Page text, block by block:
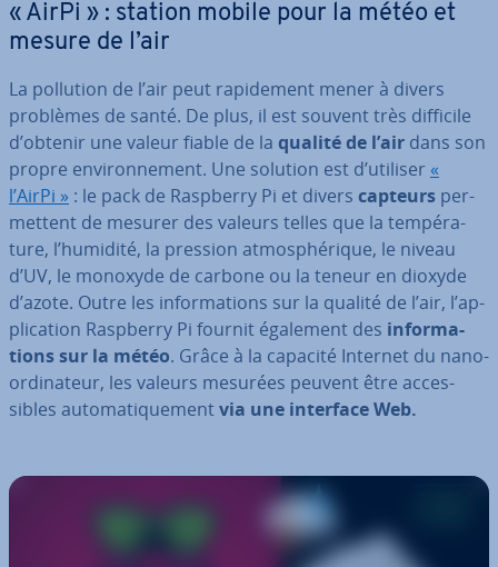
« AirPi » : station mobile pour la météo et
mesure de l’air
La pollution de l’air peut ra­pi­de­ment mener à divers
problèmes de santé. De plus, il est souvent très difficile
d’obtenir une valeur fiable de la qualité de l’air dans son
propre en­vi­ron­ne­ment. Une solution est d’utiliser «
l’AirPi » : le pack de Raspberry Pi et divers capteurs per­
met­tent de mesurer des valeurs telles que la tem­pé­ra­
ture, l’humidité, la pression at­mos­phé­rique, le niveau
d’UV, le monoxyde de carbone ou la teneur en dioxyde
d’azote. Outre les in­for­ma­tions sur la qualité de l’air, l’ap­
pli­ca­tion Raspberry Pi fournit également des in­for­ma­
tions sur la météo. Grâce à la capacité Internet du nano-
or­di­na­teur, les valeurs mesurées peuvent être ac­ces­
sibles au­to­ma­ti­que­mentvia une interface Web.